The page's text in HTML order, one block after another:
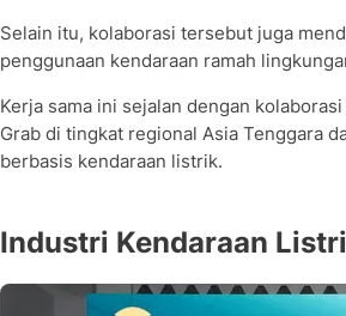
Selain itu, kolaborasi tersebut juga
penggunaan kendaraan ramah
Kerja sama ini sejalan dengan
Grab di tingkat regional Asia Tenggara
berbasis kendaraan listrik.
Industri Kendaraan